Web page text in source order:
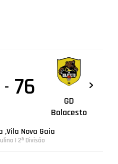
- 76
GD
Bolacesto
,Vila Nova Gaia
| 2ª Divisão